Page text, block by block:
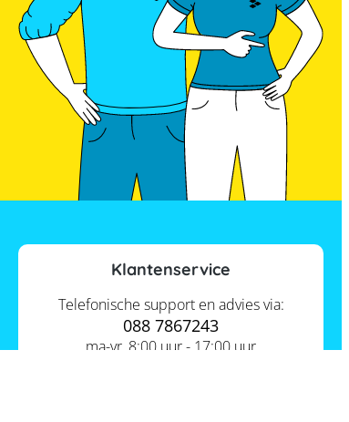
Klantenservice
Telefonische support en advies via:
088 7867243
ma-vr, 8:00 uur - 17:00 uur